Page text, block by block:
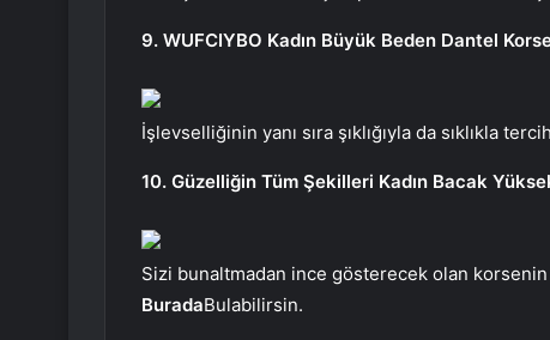
9. WUFCIYBO Kadın Büyük Beden Dantel
İşlevselliğinin yanı sıra şıklığıyla da sıklıkla
10. Güzelliğin Tüm Şekilleri Kadın Bacak
Sizi bunaltmadan ince gösterecek olan
BuradaBulabilirsin.